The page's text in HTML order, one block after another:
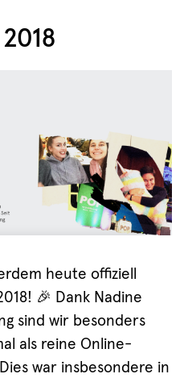
heute offiziell
🎉 Dank Nadine
sind wir besonders
als reine Online-
war insbesondere in